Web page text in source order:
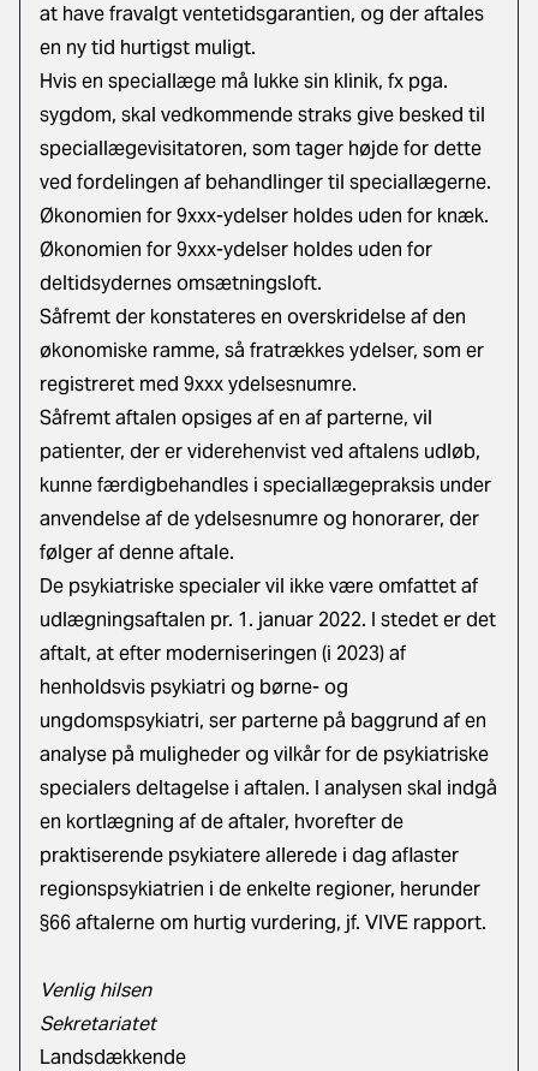
at have fravalgt ventetidsgarantien, og der aftales
en ny tid hurtigst muligt.
Hvis en speciallæge må lukke sin klinik, fx pga.
sygdom, skal vedkommende straks give besked til
speciallægevisitatoren, som tager højde for dette
ved fordelingen af behandlinger til speciallægerne.
Økonomien for 9xxx-ydelser holdes uden for knæk.
Økonomien for 9xxx-ydelser holdes uden for
deltidsydernes omsætningsloft.
Såfremt der konstateres en overskridelse af den
økonomiske ramme, så fratrækkes ydelser, som er
registreret med 9xxx ydelsesnumre.
Såfremt aftalen opsiges af en af parterne, vil
patienter, der er viderehenvist ved aftalens udløb,
kunne færdigbehandles i speciallægepraksis under
anvendelse af de ydelsesnumre og honorarer, der
følger af denne aftale.
De psykiatriske specialer vil ikke være omfattet af
udlægningsaftalen pr. 1. januar 2022. I stedet er det
aftalt, at efter moderniseringen (i 2023) af
henholdsvis psykiatri og børne- og
ungdomspsykiatri, ser parterne på baggrund af en
analyse på muligheder og vilkår for de psykiatriske
specialers deltagelse i aftalen. I analysen skal indgå
en kortlægning af de aftaler, hvorefter de
praktiserende psykiatere allerede i dag aflaster
regionspsykiatrien i de enkelte regioner, herunder
§66 aftalerne om hurtig vurdering, jf. VIVE rapport.
Venlig hilsen
Sekretariatet
Landsdækkende